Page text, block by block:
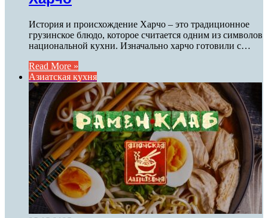
История и происхождение Харчо – это традиционное
грузинское блюдо, которое считается одним из символов
национальной кухни. Изначально харчо готовили с…
Read More »
Азиатская кухня